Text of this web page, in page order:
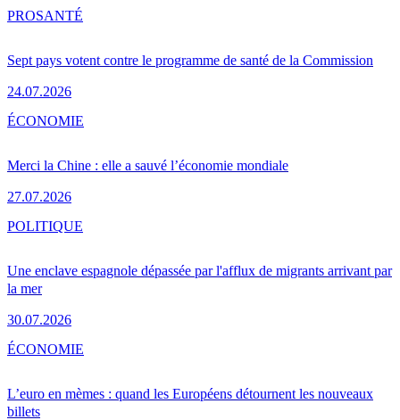
Sept pays votent contre le programme de santé de la Commission
24.07.2026
PROSANTÉ
Merci la Chine : elle a sauvé l’économie mondiale
27.07.2026
ÉCONOMIE
Une enclave espagnole dépassée par l'afflux de migrants arrivant par
la mer
30.07.2026
POLITIQUE
L’euro en mèmes : quand les Européens détournent les nouveaux
billets
ÉCONOMIE